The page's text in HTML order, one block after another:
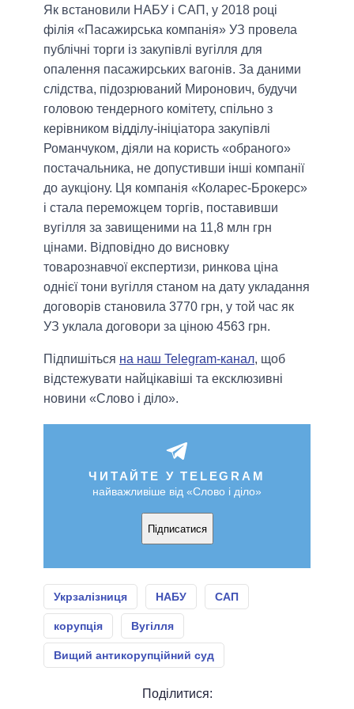
Як встановили НАБУ і САП, у 2018 році
філія «Пасажирська компанія» УЗ провела
публічні торги із закупівлі вугілля для
опалення пасажирських вагонів. За даними
слідства, підозрюваний Миронович, будучи
головою тендерного комітету, спільно з
керівником відділу-ініціатора закупівлі
Романчуком, діяли на користь «обраного»
постачальника, не допустивши інші компанії
до аукціону. Ця компанія «Коларес-Брокерс»
і стала переможцем торгів, поставивши
вугілля за завищеними на 11,8 млн грн
цінами. Відповідно до висновку
товарознавчої експертизи, ринкова ціна
однієї тони вугілля станом на дату укладання
договорів становила 3770 грн, у той час як
УЗ уклала договори за ціною 4563 грн.
Підпишіться на наш Telegram-канал, щоб
відстежувати найцікавіші та ексклюзивні
новини «Слово і діло».
ЧИТАЙТЕ У TELEGRAM
найважливіше від «Слово і діло»
Підписатися
Укрзалізниця НАБУ САП
корупція Вугілля
Вищий антикорупційний суд
Поділитися: